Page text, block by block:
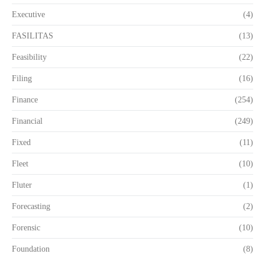
Executive (4)
FASILITAS (13)
Feasibility (22)
Filing (16)
Finance (254)
Financial (249)
Fixed (11)
Fleet (10)
Fluter (1)
Forecasting (2)
Forensic (10)
Foundation (8)